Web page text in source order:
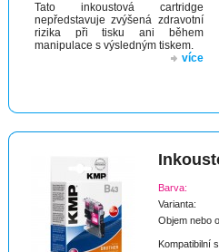
Tato inkoustová cartridge
nepředstavuje zvýšená zdravotní
rizika při tisku ani během
manipulace s výsledným tiskem.
více
Barva:
Varianta:
Objem nebo
Kompatibilní